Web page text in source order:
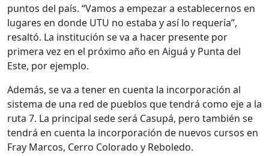
puntos del país. “Vamos a empezar a establecernos en
lugares en donde UTU no estaba y así lo requería”,
resaltó. La institución se va a hacer presente por
primera vez en el próximo año en Aiguá y Punta del
Este, por ejemplo.
Además, se va a tener en cuenta la incorporación al
sistema de una red de pueblos que tendrá como eje a la
ruta 7. La principal sede será Casupá, pero también se
tendrá en cuenta la incorporación de nuevos cursos en
Fray Marcos, Cerro Colorado y Reboledo.